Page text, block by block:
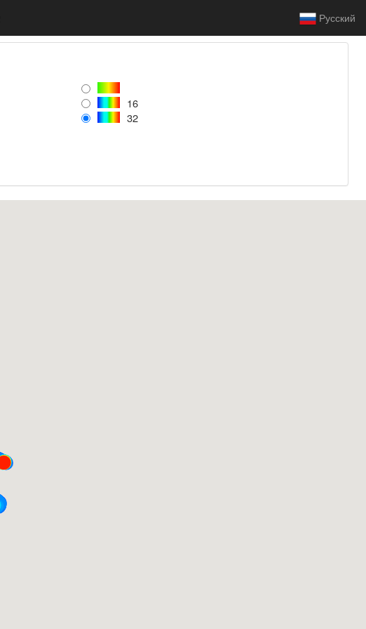
Русский
16
32